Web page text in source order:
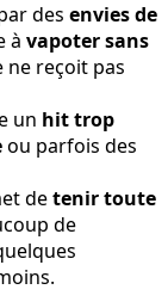
des envies de
à vapoter sans
ne reçoit pas
un hit trop
ou parfois des
detenir toute
de